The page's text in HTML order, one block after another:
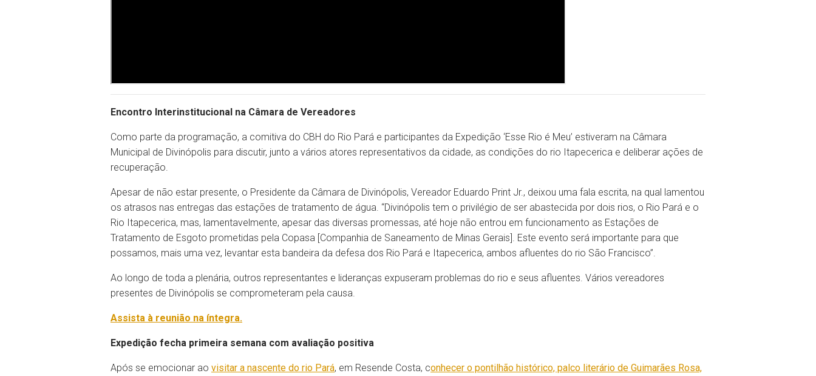
Encontro Interinstitucional na Câmara de Vereadores
Como parte da programação, a comitiva do CBH do Rio Pará e participantes da Expedição ‘Esse Rio é Meu’ estiveram na Câmara
Municipal de Divinópolis para discutir, junto a vários atores representativos da cidade, as condições do rio Itapecerica e deliberar ações de
recuperação.
Apesar de não estar presente, o Presidente da Câmara de Divinópolis, Vereador Eduardo Print Jr., deixou uma fala escrita, na qual lamentou
os atrasos nas entregas das estações de tratamento de água. “Divinópolis tem o privilégio de ser abastecida por dois rios, o Rio Pará e o
Rio Itapecerica, mas, lamentavelmente, apesar das diversas promessas, até hoje não entrou em funcionamento as Estações de
Tratamento de Esgoto prometidas pela Copasa [Companhia de Saneamento de Minas Gerais]. Este evento será importante para que
possamos, mais uma vez, levantar esta bandeira da defesa dos Rio Pará e Itapecerica, ambos afluentes do rio São Francisco”.
Ao longo de toda a plenária, outros representantes e lideranças expuseram problemas do rio e seus afluentes. Vários vereadores
presentes de Divinópolis se comprometeram pela causa.
Assista à reunião na íntegra.
Expedição fecha primeira semana com avaliação positiva
Após se emocionar ao visitar a nascente do rio Pará, em Resende Costa, conhecer o pontilhão histórico, palco literário de Guimarães Rosa,